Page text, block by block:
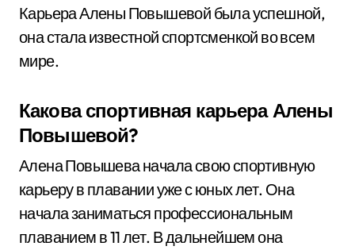
Карьера Алены Повышевой была успешной,
она стала известной спортсменкой во всем
мире.
Какова спортивная карьера Алены
Повышевой?
Алена Повышева начала свою спортивную
карьеру в плавании уже с юных лет. Она
начала заниматься профессиональным
плаванием в 11 лет. В дальнейшем она